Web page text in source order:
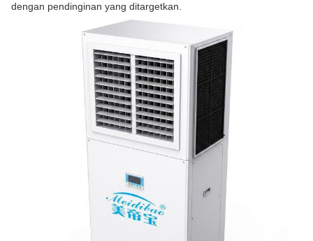
dengan pendinginan yang ditargetkan.